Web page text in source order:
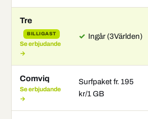
Tre
BILLIGAST
Se erbjudande
→
✓ Ingår (3Världen)
Comviq
Se erbjudande
→
Surfpaket fr. 195
kr/1 GB